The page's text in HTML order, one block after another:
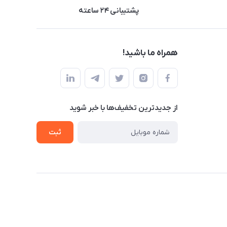
پشتیبانی ۲۴ ساعته
همراه ما باشید!
از جدید‌ترین تخفیف‌ها با‌ خبر شوید
ثبت